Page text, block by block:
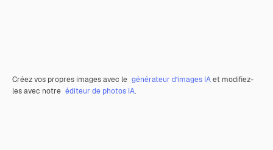
Créez vos propres images avec le générateur d’images IAet modifiez-
les avec notre éditeur de photos IA.